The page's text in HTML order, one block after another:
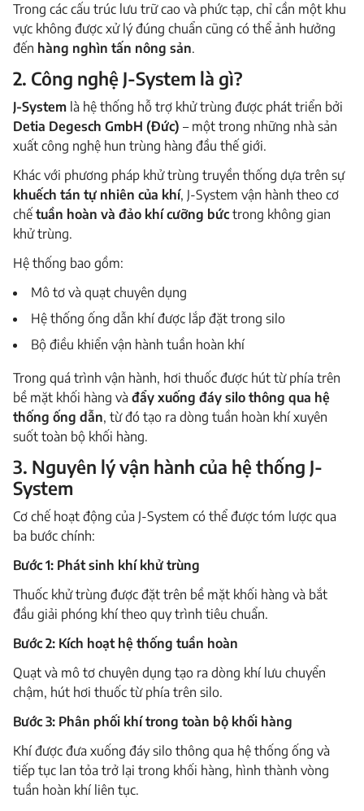
Trong các cấu trúc lưu trữ cao và phức tạp, chỉ cần một khu
vực không được xử lý đúng chuẩn cũng có thể ảnh hưởng
đến hàng nghìn tấn nông sản.
2. Công nghệ J-System là gì?
J-System là hệ thống hỗ trợ khử trùng được phát triển bởi
Detia Degesch GmbH (Đức) – một trong những nhà sản
xuất công nghệ hun trùng hàng đầu thế giới.
Khác với phương pháp khử trùng truyền thống dựa trên sự
khuếch tán tự nhiên của khí, J-System vận hành theo cơ
chế tuần hoàn và đảo khí cưỡng bức trong không gian
khử trùng.
Hệ thống bao gồm:
Mô tơ và quạt chuyên dụng
Hệ thống ống dẫn khí được lắp đặt trong silo
Bộ điều khiển vận hành tuần hoàn khí
Trong quá trình vận hành, hơi thuốc được hút từ phía trên
bề mặt khối hàng và đẩy xuống đáy silo thông qua hệ
thống ống dẫn, từ đó tạo ra dòng tuần hoàn khí xuyên
suốt toàn bộ khối hàng.
3. Nguyên lý vận hành của hệ thống J-
System
Cơ chế hoạt động của J-System có thể được tóm lược qua
ba bước chính:
Bước 1: Phát sinh khí khử trùng
Thuốc khử trùng được đặt trên bề mặt khối hàng và bắt
đầu giải phóng khí theo quy trình tiêu chuẩn.
Bước 2: Kích hoạt hệ thống tuần hoàn
Quạt và mô tơ chuyên dụng tạo ra dòng khí lưu chuyển
chậm, hút hơi thuốc từ phía trên silo.
Bước 3: Phân phối khí trong toàn bộ khối hàng
Khí được đưa xuống đáy silo thông qua hệ thống ống và
tiếp tục lan tỏa trở lại trong khối hàng, hình thành vòng
tuần hoàn khí liên tục.